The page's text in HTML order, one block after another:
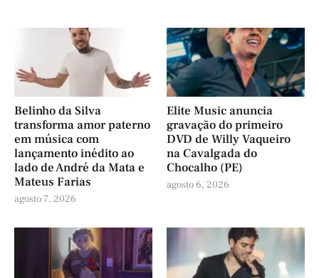
Belinho da Silva
transforma amor paterno
em música com
lançamento inédito ao
lado de André da Mata e
Mateus Farias
agosto 7, 2026
Elite Music anuncia
gravação do primeiro
DVD de Willy Vaqueiro
na Cavalgada do
Chocalho (PE)
agosto 6, 2026